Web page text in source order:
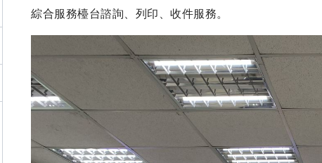
綜合服務檯台諮詢、列印、收件服務。